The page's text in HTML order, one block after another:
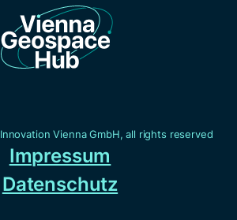
Vienna GmbH, all rights reserved
Impressum
Datenschutz